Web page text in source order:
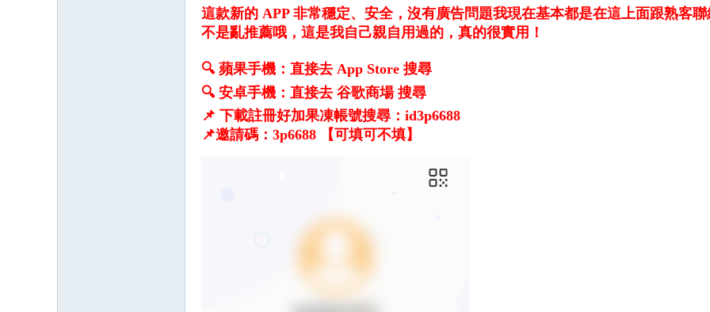
這款新的 APP 非常穩定、安全，沒有廣告問題我現在基本都是在這上面跟熟客
不是亂推薦哦，這是我自己親自用過的，真的很實用！
🔍 蘋果手機：直接去 App Store 搜尋
🔍 安卓手機：直接去 谷歌商場 搜尋
📌 下載註冊好加果凍帳號搜尋：id3p6688
📌邀請碼：3p6688 【可填可不填】